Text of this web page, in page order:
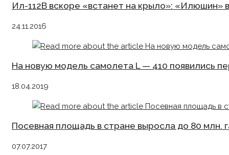
Ил-112В вскоре «встанет на крыло»: «Илюшин»
24.11.2016
На новую модель самолета L — 410 появились
18.04.2019
Посевная площадь в стране выросла до 80 млн.
07.07.2017